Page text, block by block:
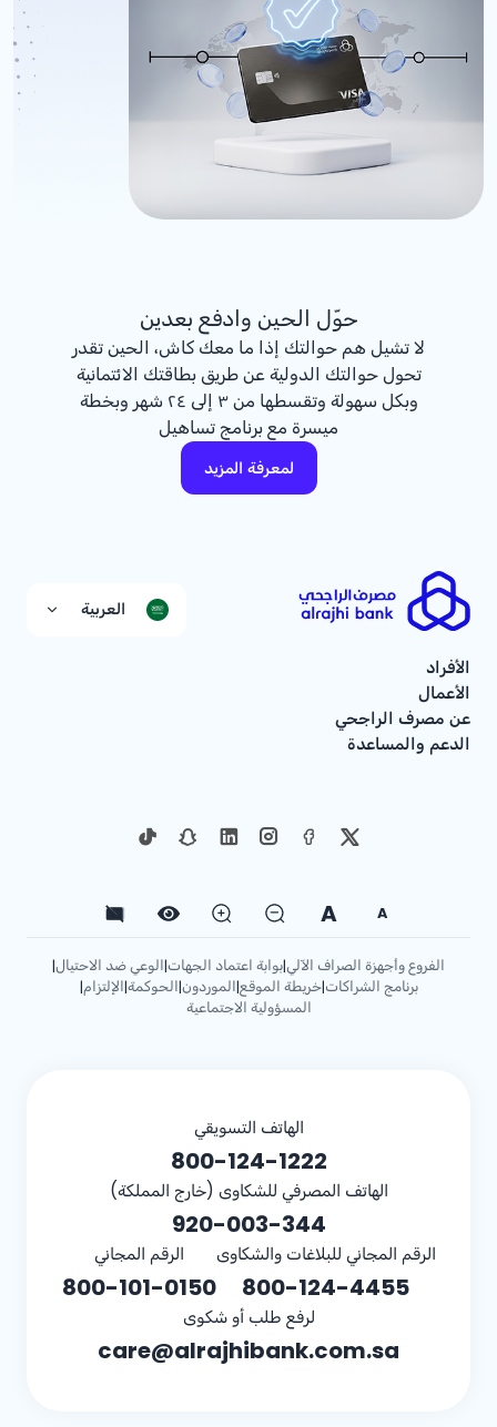
حوّل الحين وادفع بعدين
لا تشيل هم حوالتك إذا ما معك كاش، الحين تقدر
تحول حوالتك الدولية عن طريق بطاقتك الائتمانية
وبكل سهولة وتقسطها من ٣ إلى ٢٤ شهر وبخطة
ميسرة مع برنامج تساهيل
لمعرفة المزيد
العربية
الأفراد
الأعمال
عن مصرف الراجحي
الدعم والمساعدة
A
A
الفروع وأجهزة الصراف الآلي|بوابة اعتماد الجهات|الوعي ضد الاحتيال|
برنامج الشراكات|خريطة الموقع|الموردون|الحوكمة|الإلتزام|
المسؤولية الاجتماعية
الهاتف التسويقي
800-124-1222
الهاتف المصرفي للشكاوى (خارج المملكة)
920-003-344
الرقم المجاني للبلاغات والشكاوى
800-124-4455
الرقم المجاني
800-101-0150
لرفع طلب أو شكوى
care@alrajhibank.com.sa